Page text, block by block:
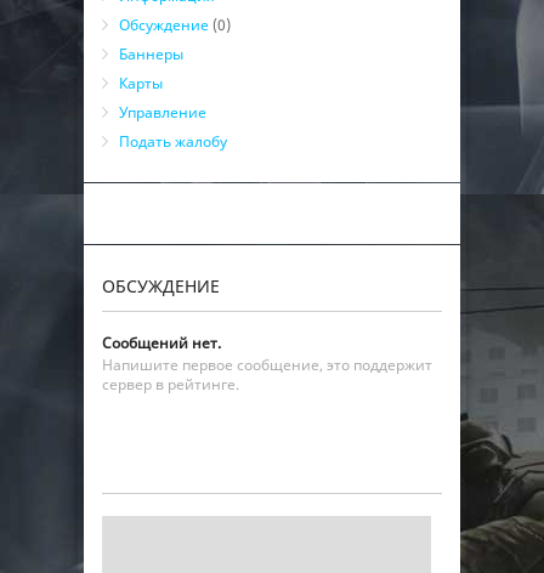
Обсуждение (0)
Баннеры
Карты
Управление
Подать жалобу
ОБСУЖДЕНИЕ
Сообщений нет.
Напишите первое сообщение, это поддержит
сервер в рейтинге.